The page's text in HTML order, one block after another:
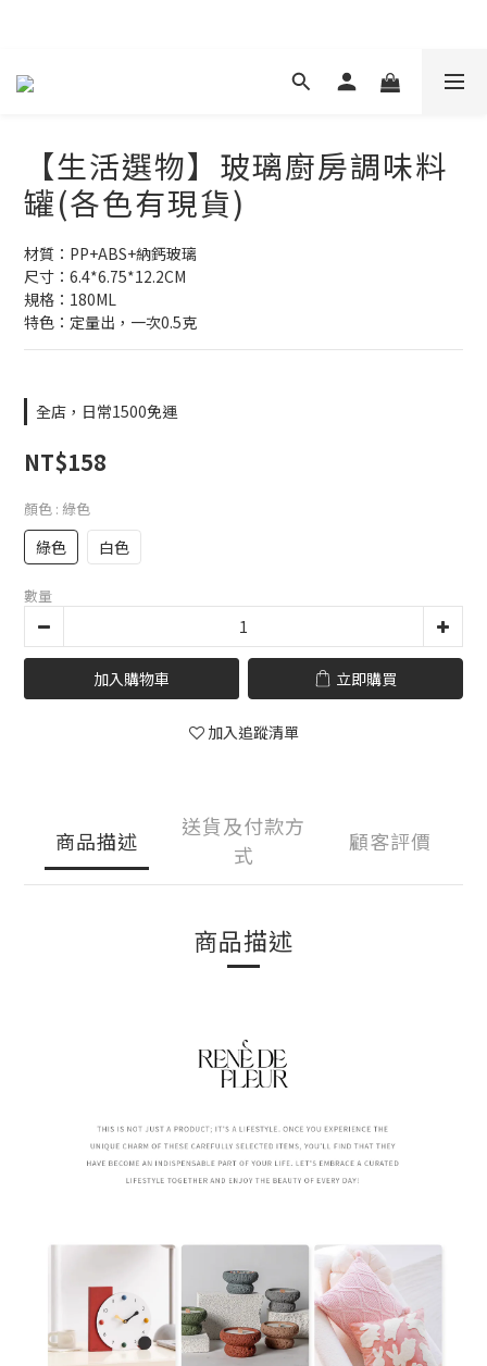
【生活選物】玻璃廚房調味料
罐(各色有現貨)
材質：PP+ABS+納鈣玻璃
尺寸：6.4*6.75*12.2CM
規格：180ML
特色：定量出，一次0.5克
全店，日常1500免運
NT$158
顏色 : 綠色
綠色 白色
數量
加入購物車 立即購買
加入追蹤清單
商品描述
送貨及付款方
式
顧客評價
商品描述